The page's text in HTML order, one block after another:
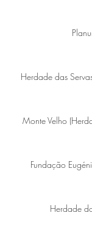
Herdade das
Monte Velho
Fundação
Herdade